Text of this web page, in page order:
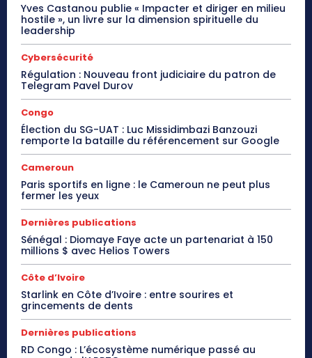
Yves Castanou publie « Impacter et diriger en milieu
hostile », un livre sur la dimension spirituelle du
leadership
Cybersécurité
Régulation : Nouveau front judiciaire du patron de
Telegram Pavel Durov
Congo
Élection du SG-UAT : Luc Missidimbazi Banzouzi
remporte la bataille du référencement sur Google
Cameroun
Paris sportifs en ligne : le Cameroun ne peut plus
fermer les yeux
Dernières publications
Sénégal : Diomaye Faye acte un partenariat à 150
millions $ avec Helios Towers
Côte d’Ivoire
Starlink en Côte d’Ivoire : entre sourires et
grincements de dents
Dernières publications
RD Congo : L’écosystème numérique passé au